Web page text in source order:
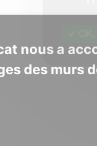
nous a
des murs